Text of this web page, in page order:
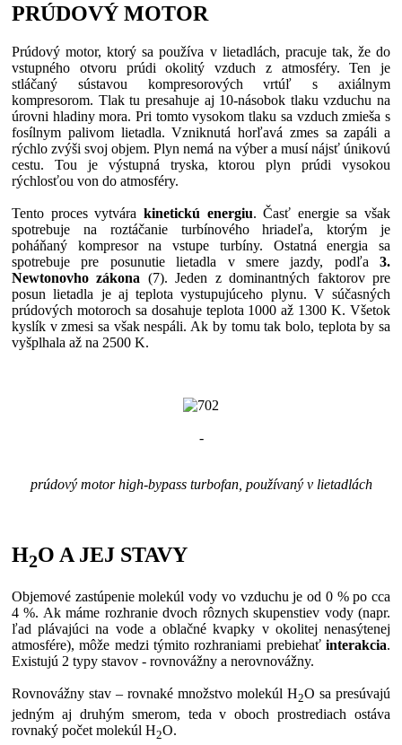
PRÚDOVÝ MOTOR
Prúdový motor, ktorý sa používa v lietadlách, pracuje tak, že do
vstupného otvoru prúdi okolitý vzduch z atmosféry. Ten je
stláčaný sústavou kompresorových vrtúľ s axiálnym
kompresorom. Tlak tu presahuje aj 10-násobok tlaku vzduchu na
úrovni hladiny mora. Pri tomto vysokom tlaku sa vzduch zmieša s
fosílnym palivom lietadla. Vzniknutá horľavá zmes sa zapáli a
rýchlo zvýši svoj objem. Plyn nemá na výber a musí nájsť únikovú
cestu. Tou je výstupná tryska, ktorou plyn prúdi vysokou
rýchlosťou von do atmosféry.
Tento proces vytvára kinetickú energiu. Časť energie sa však
spotrebuje na roztáčanie turbínového hriadeľa, ktorým je
poháňaný kompresor na vstupe turbíny. Ostatná energia sa
spotrebuje pre posunutie lietadla v smere jazdy, podľa 3.
Newtonovho zákona (7). Jeden z dominantných faktorov pre
posun lietadla je aj teplota vystupujúceho plynu. V súčasných
prúdových motoroch sa dosahuje teplota 1000 až 1300 K. Všetok
kyslík v zmesi sa však nespáli. Ak by tomu tak bolo, teplota by sa
vyšplhala až na 2500 K.
-
prúdový motor high-bypass turbofan, používaný v lietadlách
H2O A JEJ STAVY
Objemové zastúpenie molekúl vody vo vzduchu je od 0 % po cca
4 %. Ak máme rozhranie dvoch rôznych skupenstiev vody (napr.
ľad plávajúci na vode a oblačné kvapky v okolitej nenasýtenej
atmosfére), môže medzi týmito rozhraniami prebiehať interakcia.
Existujú 2 typy stavov - rovnovážny a nerovnovážny.
Rovnovážny stav – rovnaké množstvo molekúl H2O sa presúvajú
jedným aj druhým smerom, teda v oboch prostrediach ostáva
rovnaký počet molekúl H2O.